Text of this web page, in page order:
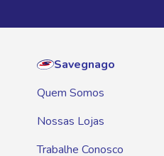
Savegnago
Quem Somos
Nossas Lojas
Trabalhe Conosco